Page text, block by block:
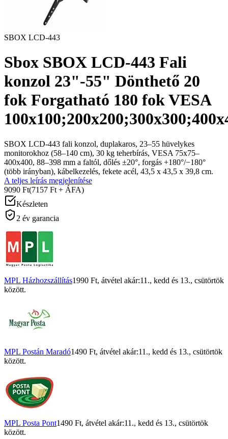
SBOX LCD-443
Sbox SBOX LCD-443 Fali
konzol 23"-55" Dönthető 20
fok Forgatható 180 fok VESA
SBOX LCD-443 fali konzol, duplakaros, 23–55 hüvelykes
monitorokhoz (58–140 cm), 30 kg teherbírás, VESA 75x75–
400x400, 88–398 mm a faltól, dőlés ±20°, forgás +180°/−180°
(több irányban), kábelkezelés, fekete acél, 43,5 x 43,5 x 39,8 cm.
A teljes leírás megjelenítése
9090 Ft(7157 Ft + ÁFA)
Készleten
2 év garancia
MPL Házhozszállítás1990 Ft, átvétel akár:11., kedd és 13., csütörtök
között.
MPL Postán Maradó1490 Ft, átvétel akár:11., kedd és 13., csütörtök
között.
MPL Posta Pont1490 Ft, átvétel akár:11., kedd és 13., csütörtök
között.